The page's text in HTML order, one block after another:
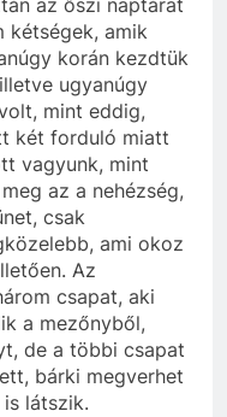
az őszi naptárat
kétségek, amik
korán kezdtük
ugyanúgy
mint eddig,
két forduló miatt
vagyunk, mint
az a nehézség,
csak
ami okoz
. Az
csapat, aki
a mezőnyből,
de a többi csapat
bárki megverhet
látszik.